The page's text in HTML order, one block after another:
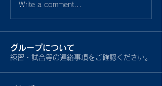
Write a comment...
グループについて
練習・試合等の連絡事項をご確認ください。